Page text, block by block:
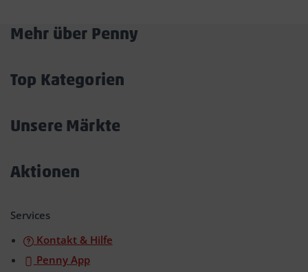
Mehr über Penny
Top Kategorien
Unsere Märkte
Aktionen
Services
Kontakt & Hilfe
Penny App